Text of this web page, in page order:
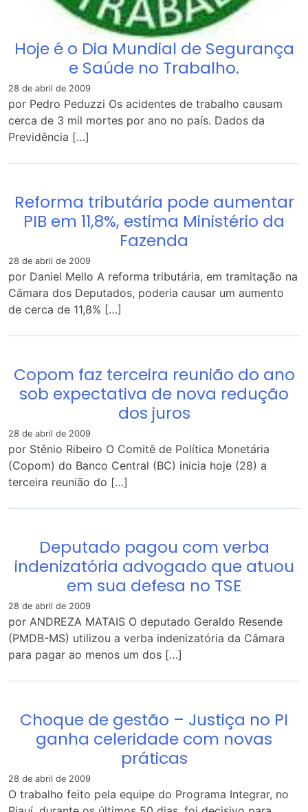
Hoje é o Dia Mundial de Segurança
e Saúde no Trabalho.
28 de abril de 2009
por Pedro Peduzzi Os acidentes de trabalho causam
cerca de 3 mil mortes por ano no país. Dados da
Previdência […]
Reforma tributária pode aumentar
PIB em 11,8%, estima Ministério da
Fazenda
28 de abril de 2009
por Daniel Mello A reforma tributária, em tramitação na
Câmara dos Deputados, poderia causar um aumento
de cerca de 11,8% […]
Copom faz terceira reunião do ano
sob expectativa de nova redução
dos juros
28 de abril de 2009
por Stênio Ribeiro O Comitê de Política Monetária
(Copom) do Banco Central (BC) inicia hoje (28) a
terceira reunião do […]
Deputado pagou com verba
indenizatória advogado que atuou
em sua defesa no TSE
28 de abril de 2009
por ANDREZA MATAIS O deputado Geraldo Resende
(PMDB-MS) utilizou a verba indenizatória da Câmara
para pagar ao menos um dos […]
Choque de gestão – Justiça no PI
ganha celeridade com novas
práticas
28 de abril de 2009
O trabalho feito pela equipe do Programa Integrar, no